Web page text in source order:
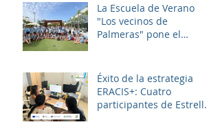
La Escuela de Verano
"Los vecinos de
Palmeras" pone el
convivencia y diversión.
Éxito de la estrategia
ERACIS+: Cuatro
participantes de Estrella